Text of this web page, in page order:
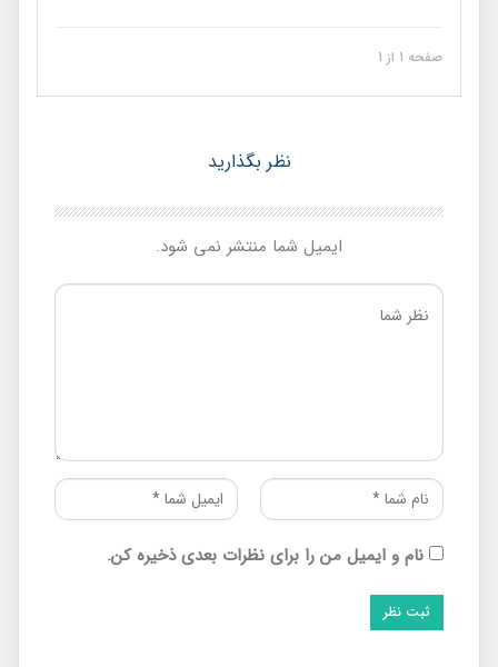
صفحه 1 از 1
نظر بگذارید
ایمیل شما منتشر نمی شود.
نام و ایمیل من را برای نظرات بعدی ذخیره کن.